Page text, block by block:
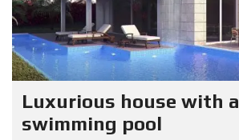
Luxurious house with a
swimming pool